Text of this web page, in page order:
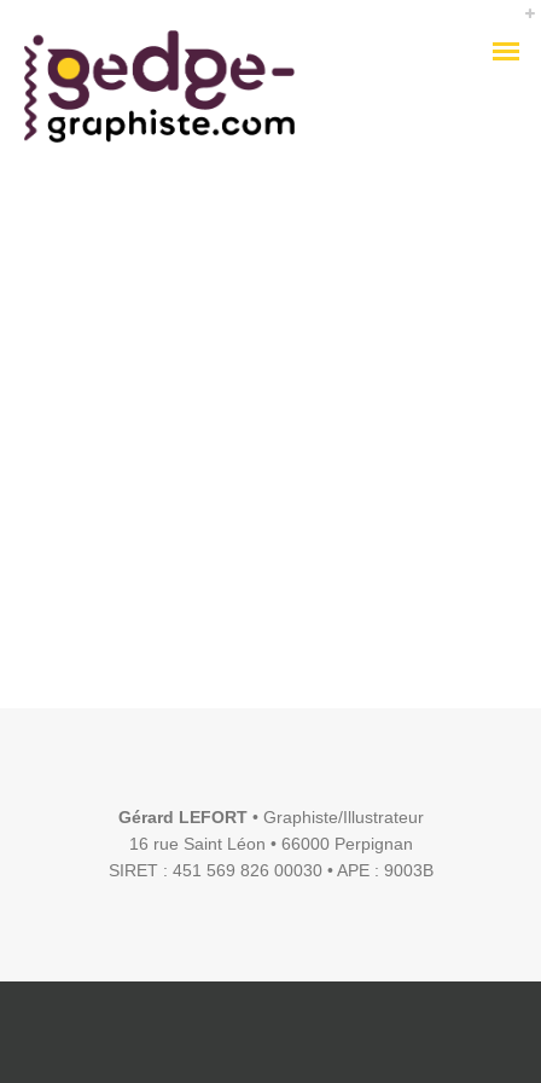
Gérard LEFORT• Graphiste/Illustrateur
16 rue Saint Léon • 66000 Perpignan
SIRET : 451 569 826 00030 • APE : 9003B